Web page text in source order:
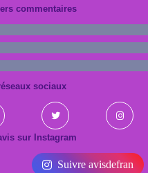
commentaires
sociaux
sur Instagram
Suivre avisdefran